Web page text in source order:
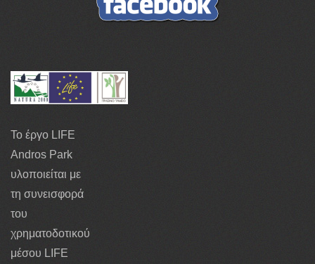
Το έργο LIFE
Andros Park
υλοποιείται με
τη συνεισφορά
του
χρηματοδοτικού
μέσου LIFE